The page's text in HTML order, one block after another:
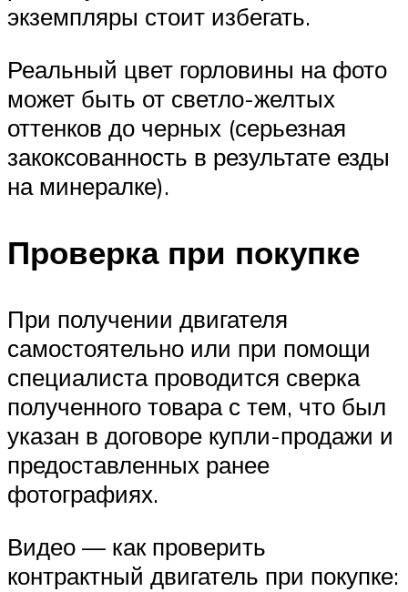
экземпляры стоит избегать.
Реальный цвет горловины на фото
может быть от светло-желтых
оттенков до черных (серьезная
закоксованность в результате езды
на минералке).
Проверка при покупке
При получении двигателя
самостоятельно или при помощи
специалиста проводится сверка
полученного товара с тем, что был
указан в договоре купли-продажи и
предоставленных ранее
фотографиях.
Видео — как проверить
контрактный двигатель при покупке: